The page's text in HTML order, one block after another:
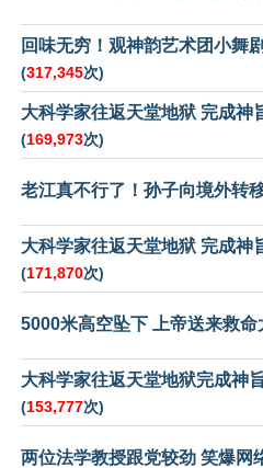
回味无穷！观神韵艺术团小舞
(317,345次)
大科学家往返天堂地狱 完成神
(169,973次)
老江真不行了！孙子向境外转
大科学家往返天堂地狱 完成神
(171,870次)
5000米高空坠下 上帝送来救命
大科学家往返天堂地狱完成神
(153,777次)
两位法学教授跟党较劲 笑爆网